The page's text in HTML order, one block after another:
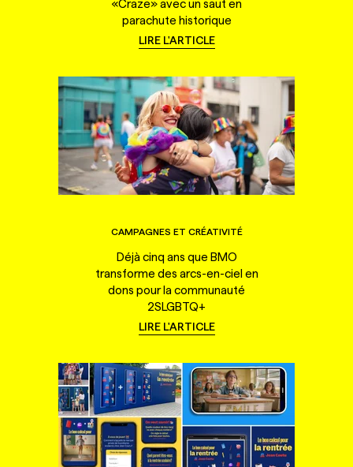
«Craze» avec un saut en
parachute historique
LIRE L'ARTICLE
CAMPAGNES ET CRÉATIVITÉ
Déjà cinq ans que BMO
transforme des arcs-en-ciel en
dons pour la communauté
2SLGBTQ+
LIRE L'ARTICLE